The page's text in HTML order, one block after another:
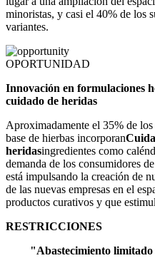
minoristas, y casi el 40% de los
variantes.
OPORTUNIDAD
Innovación en formulaciones
cuidado de heridas
Aproximadamente el 35% de
base de hierbas incorporan
heridasingredientes como
demanda de los consumidores
está impulsando la creación de
de las nuevas empresas en el
productos curativos y que
RESTRICCIONES
"Abastecimiento